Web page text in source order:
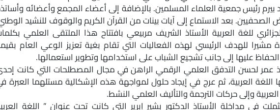
بيرم رئيس جمعية العلماء المسلمين. بالإضافة إلى أعضاء المجمع وأعضائه
الصحفيين. بعد الاستماع إلى آيات بينات من القرآن الكريم والوقوف للنشيد
للغة العربية الأستاذ الشريف مربيعي بافتتاح هذا الملتقى العلمي
مشيرا للهدف الرئيسي لهذه الفعاليات التي تقام بغية تعزيز الوعي العام
الحفاظ عليها إلى جانب تشجيع الشباب على استخدامها وتطوير استعمالها.
عمر لحسن التدفق العلمي الرقمي الراهن في مجال المصطلحات التي كانت
اللغة العربية، ثم عرج في إيجاد حلول لمواجهة هذه الإشكالية مستلهما العبرة
وإلى حركات الترجمة والتأليف العلمي النشط.
في مداخلة الأستاذ الدكتور بشير إبرير التي كانت تحت عنوان ” اللغة